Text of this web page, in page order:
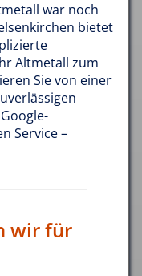
war noch
bietet
Altmetall zum
Sie von einer
Service –
wir für